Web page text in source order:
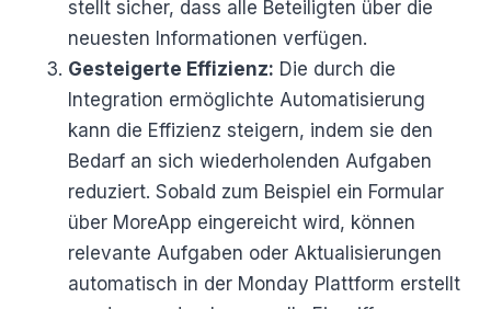
stellt sicher, dass alle Beteiligten über die
neuesten Informationen verfügen.
Gesteigerte Effizienz: Die durch die
Integration ermöglichte Automatisierung
kann die Effizienz steigern, indem sie den
Bedarf an sich wiederholenden Aufgaben
reduziert. Sobald zum Beispiel ein Formular
über MoreApp eingereicht wird, können
relevante Aufgaben oder Aktualisierungen
automatisch in der Monday Plattform erstellt